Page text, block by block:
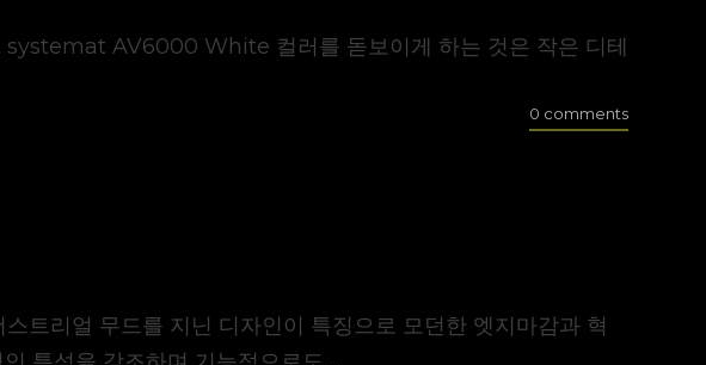
AV6000 White 컬러를 돋보이게 하는 것은 작은 디테
0 comments
리얼 무드를 지닌 디자인이 특징으로 모던한 엣지마감과 혁